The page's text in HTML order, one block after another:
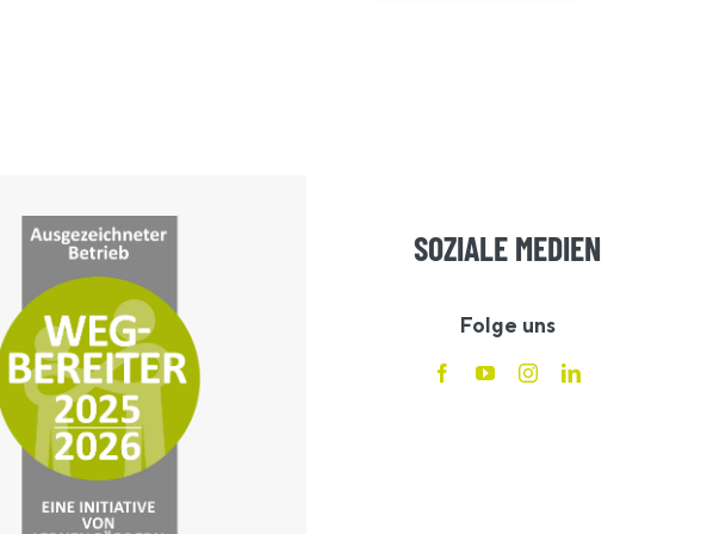
SOZIALE MEDIEN
Folge uns